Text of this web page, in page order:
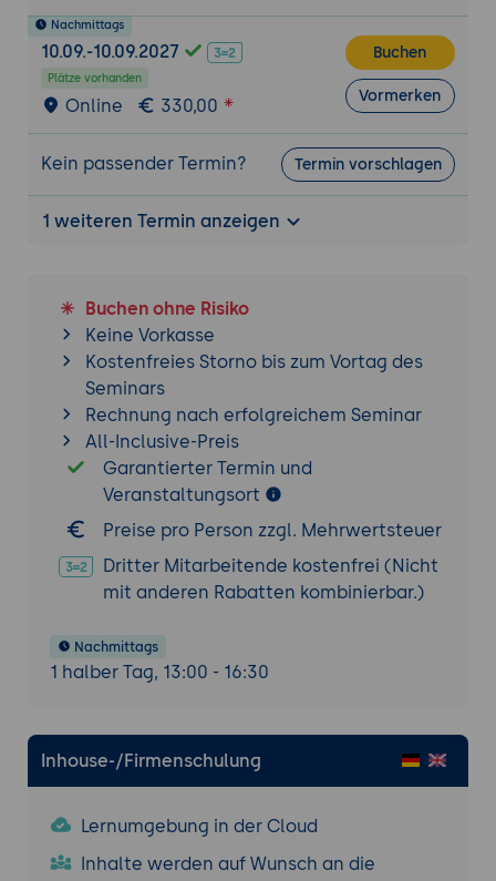
Nachmittags
10.09.-10.09.2027
Plätze vorhanden
Online 330,00
Buchen
Vormerken
Kein passender Termin? Termin vorschlagen
1 weiteren Termin anzeigen
Buchen ohne Risiko
Keine Vorkasse
Kostenfreies Storno bis zum Vortag des
Seminars
Rechnung nach erfolgreichem Seminar
All-Inclusive-Preis
Garantierter Termin und
Veranstaltungsort
Preise pro Person zzgl. Mehrwertsteuer
Dritter Mitarbeitende kostenfrei (Nicht
mit anderen Rabatten kombinierbar.)
Nachmittags
1 halber Tag, 13:00 - 16:30
Inhouse-/Firmenschulung
Lernumgebung in der Cloud
Inhalte werden auf Wunsch an die